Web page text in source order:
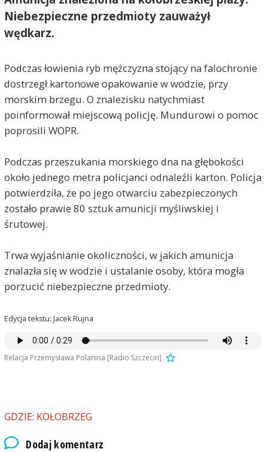
Niebezpieczne przedmioty zauważył
wędkarz.
Podczas łowienia ryb mężczyzna stojący na falochronie
dostrzegł kartonowe opakowanie w wodzie, przy
morskim brzegu. O znalezisku natychmiast
poinformował miejscową policję. Mundurowi o pomoc
poprosili WOPR.
Podczas przeszukania morskiego dna na głębokości
około jednego metra policjanci odnaleźli karton. Policja
potwierdziła, że po jego otwarciu zabezpieczonych
zostało prawie 80 sztuk amunicji myśliwskiej i
śrutowej.
Trwa wyjaśnianie okoliczności, w jakich amunicja
znalazła się w wodzie i ustalanie osoby, która mogła
porzucić niebezpieczne przedmioty.
Edycja tekstu: Jacek Rujna
Relacja Przemysława Polanina [Radio Szczecin]
GDZIE: KOŁOBRZEG
Dodaj komentarz